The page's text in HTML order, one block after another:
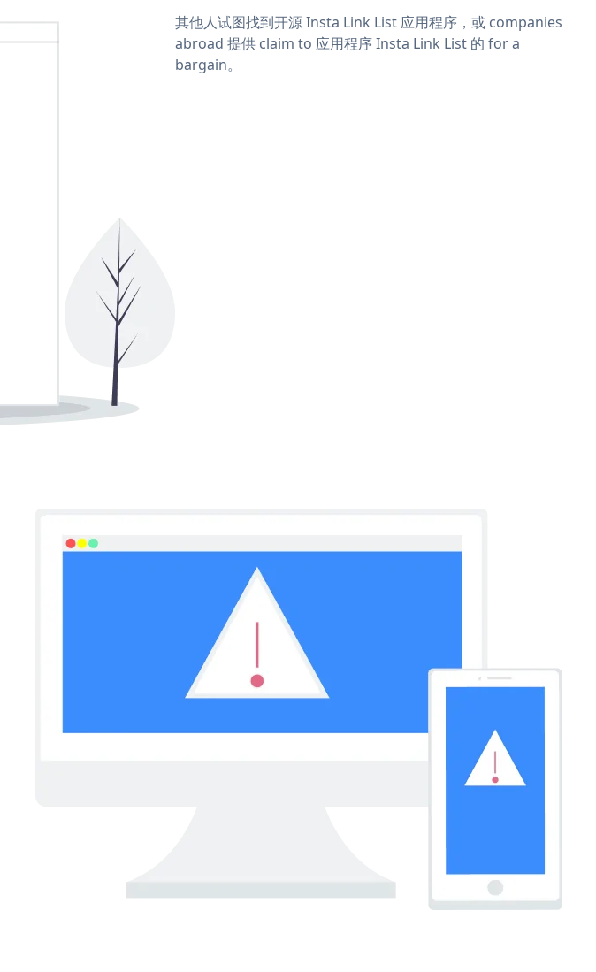
其他人试图找到开源 Insta Link List 应用程序，或 companies
abroad 提供 claim to 应用程序 Insta Link List 的 for a
bargain。